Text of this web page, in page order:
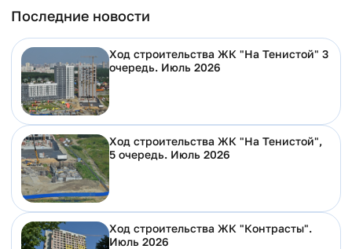
Последние новости
Ход строительства ЖК "На Тенистой" 3
очередь. Июль 2026
Ход строительства ЖК "На Тенистой",
5 очередь. Июль 2026
Ход строительства ЖК "Контрасты".
Июль 2026